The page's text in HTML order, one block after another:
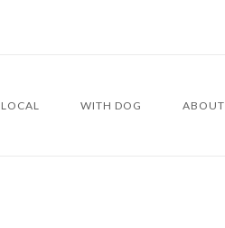
LOCAL WITH DOG ABOUT